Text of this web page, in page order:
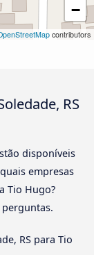
−
contributors
RS
disponíveis
empresas
Tio Hugo?
RS para Tio